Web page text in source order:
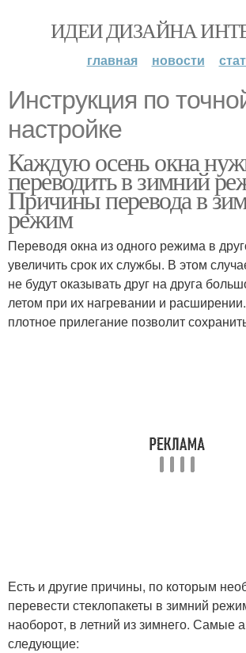
ИДЕИ ДИЗАЙНА
главная новости
Инструкция по
настройке
Каждую осень окна
переводить в зимний
Причины перевода в
режим
Переводя окна из одного режима в
увеличить срок их службы. В этом
не будут оказывать друг на друга
летом при их нагревании и
плотное прилегание позволит
Есть и другие причины, по которым
перевести стеклопакеты в зимний
наоборот, в летний из зимнего. Самые
следующие: